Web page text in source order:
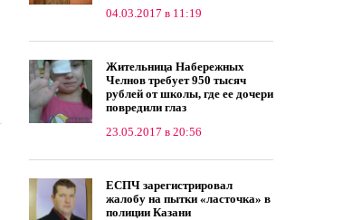
04.03.2017 в 11:19
Жительница Набережных
Челнов требует 950 тысяч
рублей от школы, где ее дочери
повредили глаз
23.05.2017 в 20:56
ЕСПЧ зарегистрировал
жалобу на пытки «ласточка» в
полиции Казани